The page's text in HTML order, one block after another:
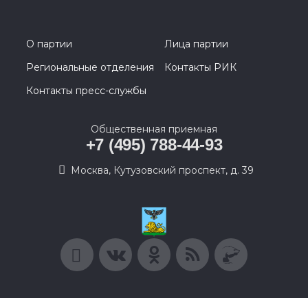
О партии
Лица партии
Региональные отделения
Контакты РИК
Контакты пресс-службы
Общественная приемная
+7 (495) 788-44-93
Москва, Кутузовский проспект, д. 39